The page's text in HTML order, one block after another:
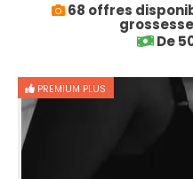
68 offres
De
PREMIUM PLUS